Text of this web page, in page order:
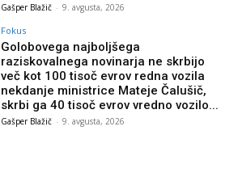
Gašper Blažič - 9. avgusta, 2026
Fokus
Golobovega najboljšega
raziskovalnega novinarja ne skrbijo
več kot 100 tisoč evrov redna vozila
nekdanje ministrice Mateje Čalušič,
skrbi ga 40 tisoč evrov vredno vozilo...
Gašper Blažič - 9. avgusta, 2026